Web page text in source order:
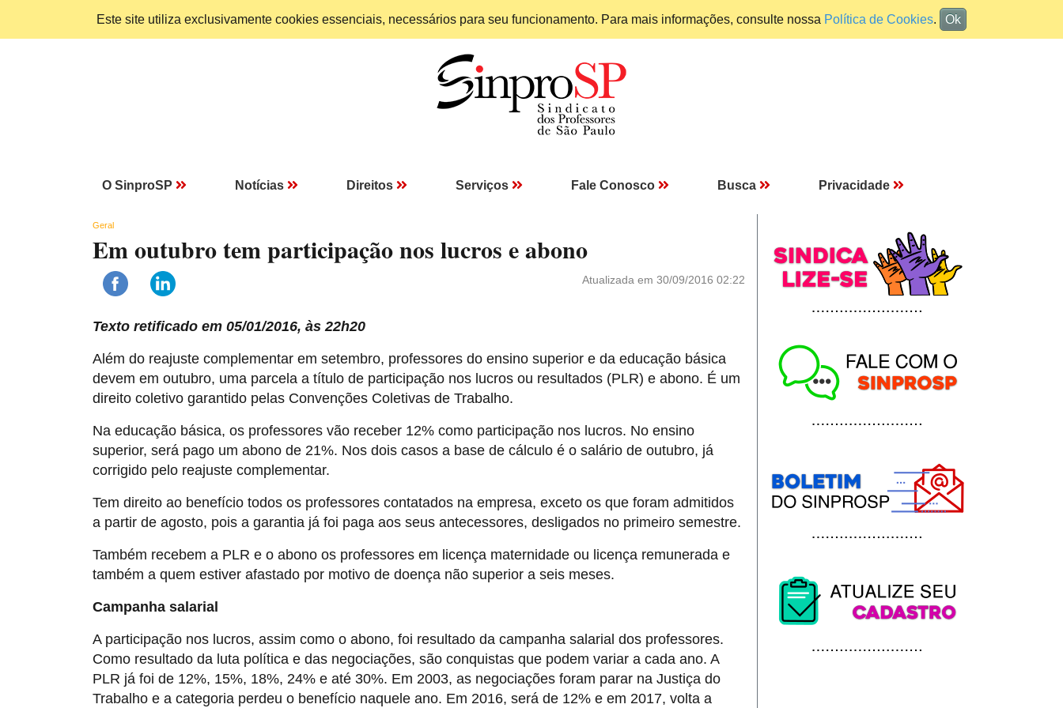
Este site utiliza exclusivamente cookies essenciais, necessários para seu funcionamento. Para mais informações, consulte nossa Política de Cookies. Ok
O SinproSP Notícias Direitos Serviços Fale Conosco Busca Privacidade
Geral
Em outubro tem participação nos lucros e abono
Atualizada em 30/09/2016 02:22
Texto retificado em 05/01/2016, às 22h20
Além do reajuste complementar em setembro, professores do ensino superior e da educação básica
devem em outubro, uma parcela a título de participação nos lucros ou resultados (PLR) e abono. É um
direito coletivo garantido pelas Convenções Coletivas de Trabalho.
Na educação básica, os professores vão receber 12% como participação nos lucros. No ensino
superior, será pago um abono de 21%. Nos dois casos a base de cálculo é o salário de outubro, já
corrigido pelo reajuste complementar.
Tem direito ao benefício todos os professores contatados na empresa, exceto os que foram admitidos
a partir de agosto, pois a garantia já foi paga aos seus antecessores, desligados no primeiro semestre.
Também recebem a PLR e o abono os professores em licença maternidade ou licença remunerada e
também a quem estiver afastado por motivo de doença não superior a seis meses.
Campanha salarial
A participação nos lucros, assim como o abono, foi resultado da campanha salarial dos professores.
Como resultado da luta política e das negociações, são conquistas que podem variar a cada ano. A
PLR já foi de 12%, 15%, 18%, 24% e até 30%. Em 2003, as negociações foram parar na Justiça do
Trabalho e a categoria perdeu o benefício naquele ano. Em 2016, será de 12% e em 2017, volta a